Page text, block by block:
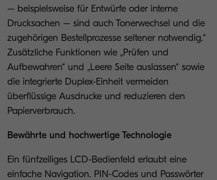
– beispielsweise für Entwürfe oder interne
Drucksachen – sind auch Tonerwechsel und die
zugehörigen Bestellprozesse seltener notwendig.“
Zusätzliche Funktionen wie „Prüfen und
Aufbewahren“ und „Leere Seite auslassen“ sowie
die integrierte Duplex-Einheit vermeiden
überflüssige Ausdrucke und reduzieren den
Papierverbrauch.
Bewährte und hochwertige Technologie
Ein fünfzeiliges LCD-Bedienfeld erlaubt eine
einfache Navigation. PIN-Codes und Passwörter